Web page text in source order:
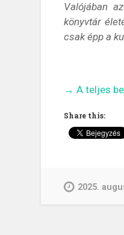
Valójában
könyvtár
csak épp a
„Mi
a
könyvtárban,
van?
És
→ A teljes
Share this:
2025.